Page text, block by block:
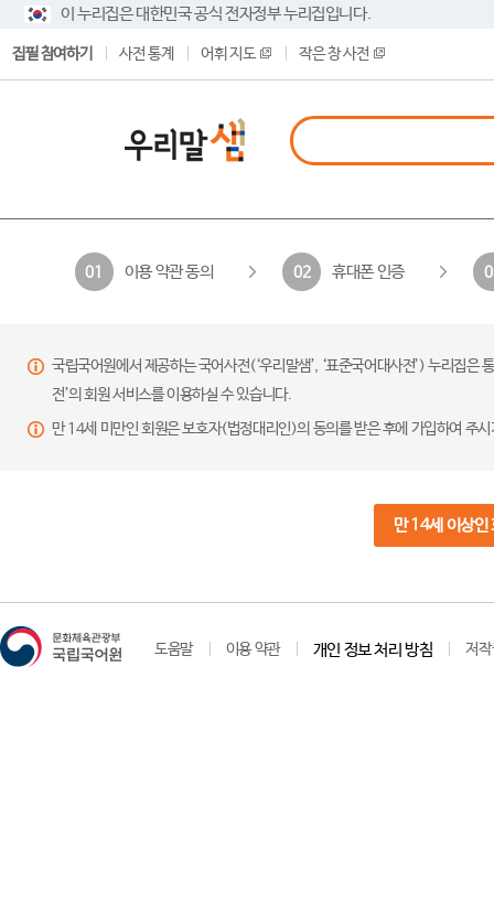
이 누리집은 대한민국 공식 전자정부 누리집입니다.
집필 참여하기 사전 통계 어휘 지도 작은 창 사전
01 이용 약관 동의 02 휴대폰 인증
국립국어원에서 제공하는 국어사전(‘우리말샘’, ‘표준국어대사전’) 누리집
전’의 회원 서비스를 이용하실 수 있습니다.
만 14세 미만인 회원은 보호자(법정대리인)의 동의를 받은 후에 가입하여 주
만 14세 이상인
도움말 이용 약관 개인 정보 처리 방침 저